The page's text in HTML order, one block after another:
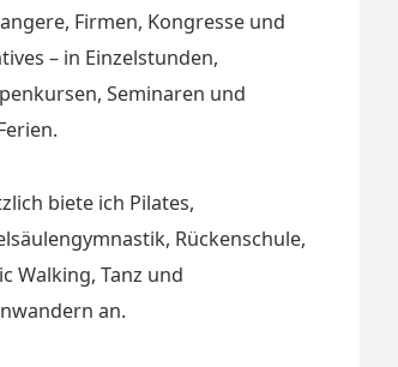
Firmen, Kongresse und
– in Einzelstunden,
Seminaren und
biete ich Pilates,
Rückenschule,
Walking, Tanz und
an.